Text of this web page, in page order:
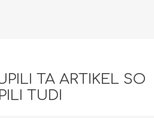
TA ARTIKEL SO
TUDI